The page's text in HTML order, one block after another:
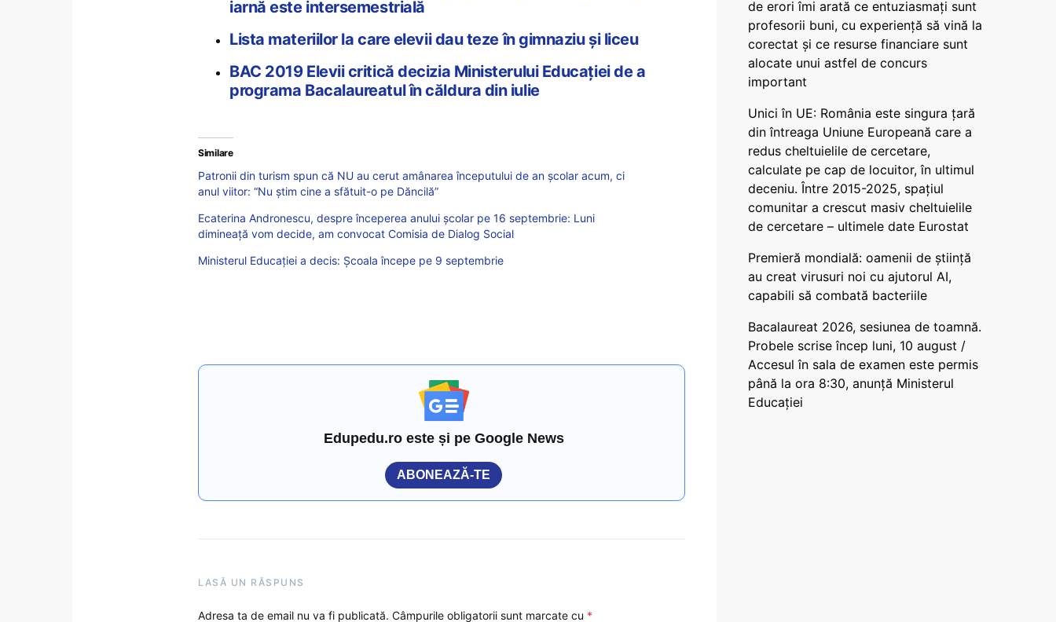
iarnă este intersemestrială
Lista materiilor la care elevii dau teze în gimnaziu și liceu
BAC 2019 Elevii critică decizia Ministerului Educației de a
programa Bacalaureatul în căldura din iulie
Similare
Patronii din turism spun că NU au cerut amânarea începutului de an școlar acum, ci
anul viitor: “Nu știm cine a sfătuit-o pe Dăncilă”
Ecaterina Andronescu, despre începerea anului școlar pe 16 septembrie: Luni
dimineață vom decide, am convocat Comisia de Dialog Social
Ministerul Educației a decis: Școala începe pe 9 septembrie
Edupedu.ro este și pe Google News
ABONEAZĂ-TE
LASĂ UN RĂSPUNS
Adresa ta de email nu va fi publicată. Câmpurile obligatorii sunt marcate cu *
de erori îmi arată ce entuziasmați sunt
profesorii buni, cu experiență să vină la
corectat și ce resurse financiare sunt
alocate unui astfel de concurs
important
Unici în UE: România este singura țară
din întreaga Uniune Europeană care a
redus cheltuielile de cercetare,
calculate pe cap de locuitor, în ultimul
deceniu. Între 2015-2025, spațiul
comunitar a crescut masiv cheltuielile
de cercetare – ultimele date Eurostat
Premieră mondială: oamenii de știință
au creat virusuri noi cu ajutorul AI,
capabili să combată bacteriile
Bacalaureat 2026, sesiunea de toamnă.
Probele scrise încep luni, 10 august /
Accesul în sala de examen este permis
până la ora 8:30, anunță Ministerul
Educației